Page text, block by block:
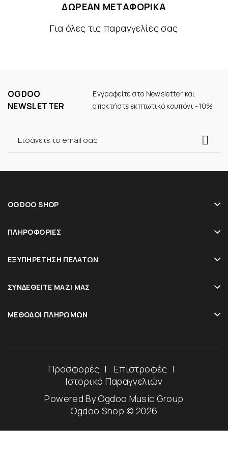
ΔΩΡΕΑΝ ΜΕΤΑΦΟΡΙΚΑ
Για όλες τις παραγγελίες σας
OGDOO
NEWSLETTER
Εγγραφείτε στο Newsletter και
αποκτήστε εκπτωτικό κουπόνι -10%
OGDOO SHOP
ΠΛΗΡΟΦΟΡΊΕΣ
ΕΞΥΠΗΡΈΤΗΣΗ ΠΕΛΑΤΏΝ
ΣΥΝΔΕΘΕΊΤΕ ΜΑΖΊ ΜΑΣ
ΜΈΘΟΔΟΙ ΠΛΗΡΩΜΏΝ
Προσφορές
Επιστροφές
Ιστορικό Παραγγελιών
Powered ByOgdoo Music Group
Ogdoo Shop © 2026